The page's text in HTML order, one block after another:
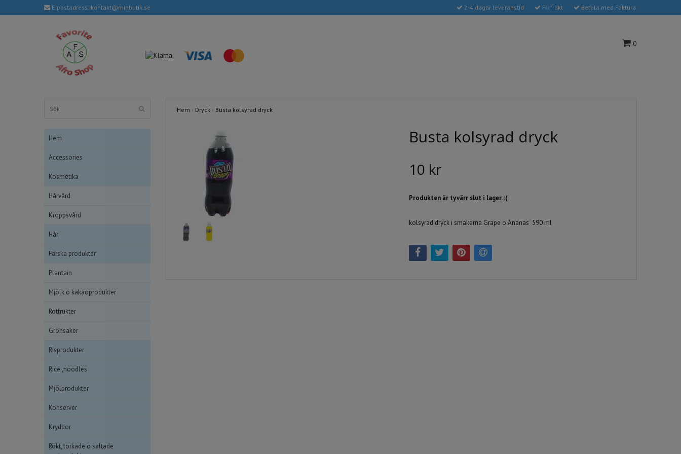
E-postadress: kontakt@minbutik.se 2-4 dagar leveranstid Fri frakt Betala med Faktura
0
Hem
Accessories
Kosmetika
Hårvård
Kroppsvård
Hår
Färska produkter
Plantain
Mjölk o kakaoprodukter
Rotfrukter
Grönsaker
Risprodukter
Rice ,noodles
Mjölprodukter
Konserver
Kryddor
Rökt, torkade o saltade
Hem › Dryck › Busta kolsyrad dryck
Busta kolsyrad dryck
10 kr
Produkten är tyvärr slut i lager. :(
kolsyrad dryck i smakerna Grape o Ananas 590 ml